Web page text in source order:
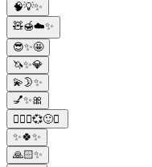
🧠💡✨
🧸🍯☁️✨
😎✨🤩
🦄✨💎
💫🌛✨
💅✨🎀
🧚🏻‍♂️💞🙂✨
✨🍀✨
🙏🏻✨